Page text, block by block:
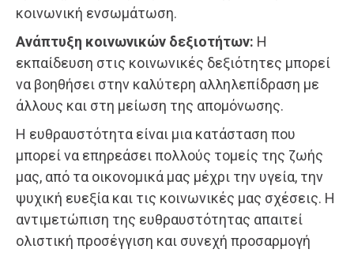
κοινωνική ενσωμάτωση.
Ανάπτυξη κοινωνικών δεξιοτήτων: Η
εκπαίδευση στις κοινωνικές δεξιότητες μπορεί
να βοηθήσει στην καλύτερη αλληλεπίδραση με
άλλους και στη μείωση της απομόνωσης.
Η ευθραυστότητα είναι μια κατάσταση που
μπορεί να επηρεάσει πολλούς τομείς της ζωής
μας, από τα οικονομικά μας μέχρι την υγεία, την
ψυχική ευεξία και τις κοινωνικές μας σχέσεις. Η
αντιμετώπιση της ευθραυστότητας απαιτεί
ολιστική προσέγγιση και συνεχή προσαρμογή